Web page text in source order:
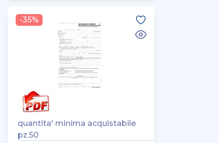
quantita' minima acquistabile
pz.50
-35%